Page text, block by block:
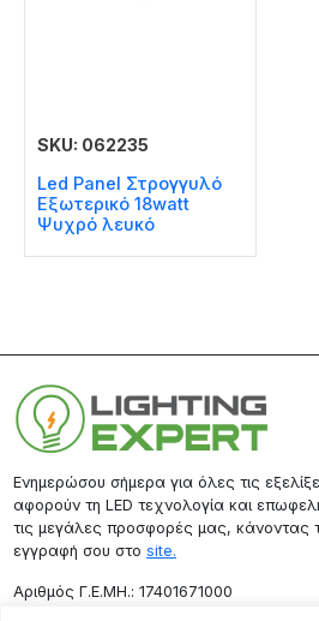
SKU: 062235
Led Panel Στρογγυλό
Εξωτερικό 18watt
Ψυχρό λευκό
Ενημερώσου σήμερα για όλες τις
αφορούν τη LED τεχνολογία και
τις μεγάλες προσφορές μας, κάνοντας
εγγραφή σου στο site.
Aριθμός Γ.Ε.ΜΗ.: 17401671000